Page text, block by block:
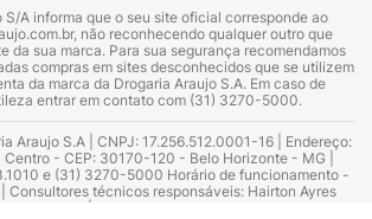
S/A informa que o seu site oficial corresponde ao
não reconhecendo qualquer outro que
da sua marca. Para sua segurança recomendamos
compras em sites desconhecidos que se utilizem
da marca da Drogaria Araujo S.A. Em caso de
entrar em contato com (31) 3270-5000.
Araujo S.A | CNPJ: 17.256.512.0001-16 | Endereço:
- CEP: 30170-120 - Belo Horizonte - MG |
e (31) 3270-5000 Horário de funcionamento -
técnicos responsáveis: Hairton Ayres
CRF 10.965 | Yasmin Silva Alvarenga – CRF 52.584 -